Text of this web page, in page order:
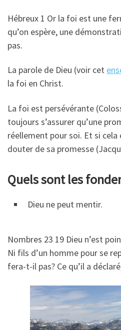
Hébreux 1 Or la foi est une
qu’on espère, une
pas.
La parole de Dieu (voir cet
la foi en Christ.
La foi est persévérante
toujours s’assurer qu’une
réellement pour soi. Et si
douter de sa promesse
Quels sont les
Dieu ne peut mentir.
Nombres 23 19 Dieu n’est
Ni fils d’un homme pour se
fera-t-il pas? Ce qu’il a